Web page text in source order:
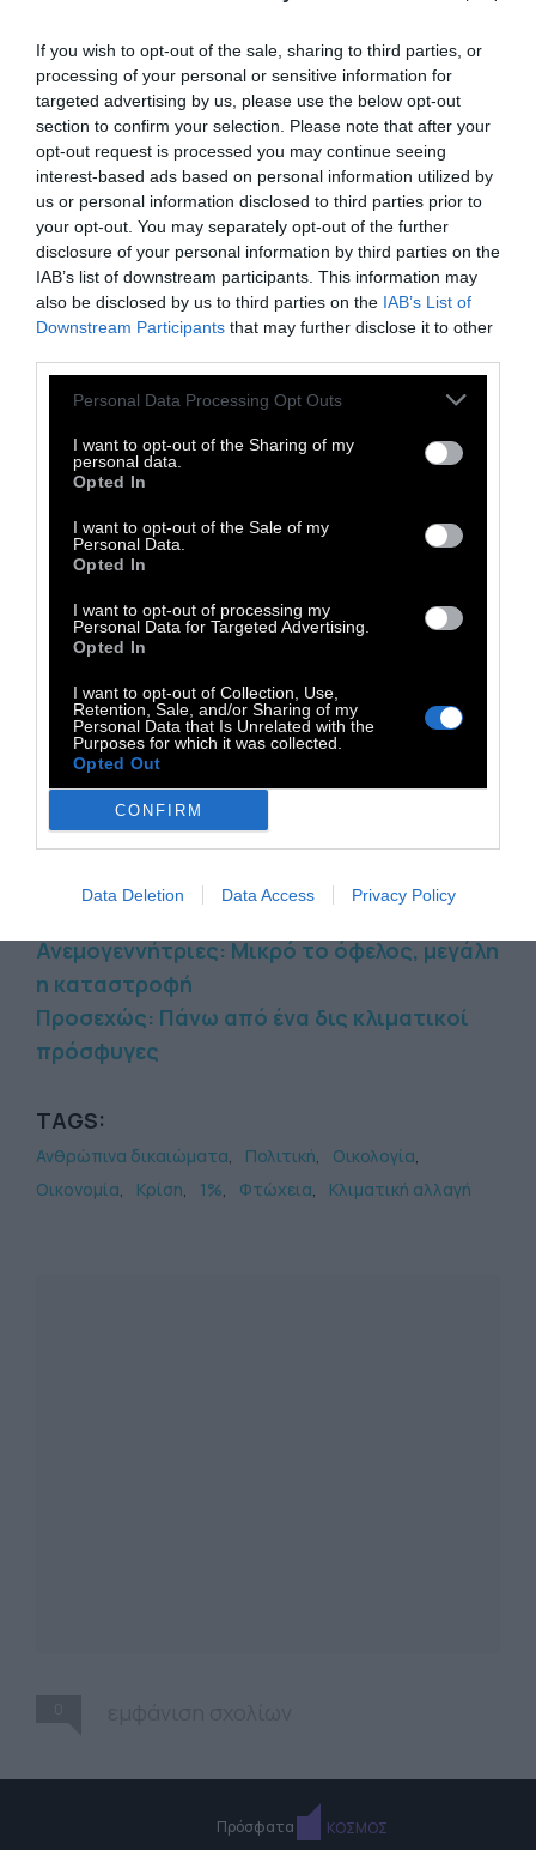
If you wish to opt-out of the sale, sharing to third parties, or
processing of your personal or sensitive information for
targeted advertising by us, please use the below opt-out
section to confirm your selection. Please note that after your
opt-out request is processed you may continue seeing
interest-based ads based on personal information utilized by
us or personal information disclosed to third parties prior to
your opt-out. You may separately opt-out of the further
disclosure of your personal information by third parties on the
IAB’s list of downstream participants. This information may
also be disclosed by us to third parties on the IAB’s List of
Downstream Participants that may further disclose it to other
Personal Data Processing Opt Outs
I want to opt-out of the Sharing of my
personal data.
Opted In
I want to opt-out of the Sale of my
Personal Data.
Opted In
I want to opt-out of processing my
Personal Data for Targeted Advertising.
Opted In
I want to opt-out of Collection, Use,
Retention, Sale, and/or Sharing of my
Personal Data that Is Unrelated with the
Purposes for which it was collected.
Opted Out
CONFIRM
Data Deletion Data Access Privacy Policy
κατά 1,5 ºC, την θερμοκρασία στον πλανήτη
εάν δεν ληφθούν μέτρα. Η αύξηση αυτή
ισούται με το όριο της αύξησης της
θερμοκρασίας που έχει κριθεί ως όριο από
τη Συμφωνία του Παρισιού έως και το 2030
-αλλά για να παραμείνει ο πλανήτης στον +1,5
ºC απαιτείται μείωση κατά 50% μέχρι το
2030 των εκπομπών του διοξειδίου του
άνθρακα (CO2) σε σχέση με το 2010.
Η έρευνα εξέτασε στοιχεία από το 1990 έως
και το 2015, την χρονική περίοδο των 25
χρόνων όπου η μόλυνση της ατμόσφαιρας
αυξήθηκε κατά 60% σε σχέση με την
προβιομηχανική εποχή.
Εντωμεταξύ οι συνέπειες της κλιματικής
αλλαγής έχουν επιπτώσεις στον φτωχότερο
πληθυσμό του πλανήτη. Η οργάνωση καλεί
τις κυβερνήσεις να λάβουν μέτρα
προκειμένου να αντιμετωπιστεί η κλιματική
κρίση και η κοινωνική δικαιοσύνη.
Διαβάστε επίσης:
Γενετικά τροποποιημένοι πλούσιοι
Πλωτές πολιτείες: Οι Βαβυλώνες των
Ανεμογεννήτριες: Μικρό το όφελος, μεγάλη
η καταστροφή
Προσεχώς: Πάνω από ένα δις κλιματικοί
πρόσφυγες
TAGS:
Ανθρώπινα δικαιώματα Πολιτική
Οικολογία
Οικονομία
Κρίση 1% Φτώχεια Κλιματική αλλαγή
Πρόσφατα ΚΟΣΜΟΣ